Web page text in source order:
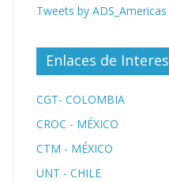
Tweets by ADS_Americas
Enlaces de Interes
CGT- COLOMBIA
CROC - MÉXICO
CTM - MÉXICO
UNT - CHILE